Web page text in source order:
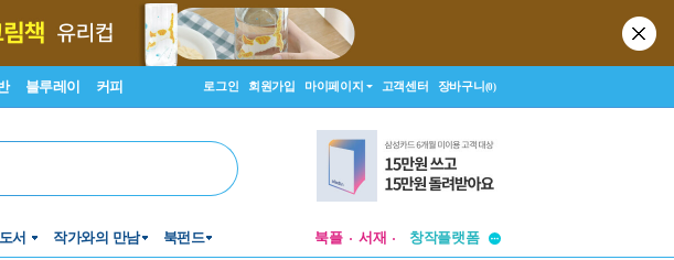
블루레이 커피 로그인 회원가입 마이페이지 고객센터 장바구니(0)
서 작가와의 만남 북펀드 북플 서재
창작플랫폼